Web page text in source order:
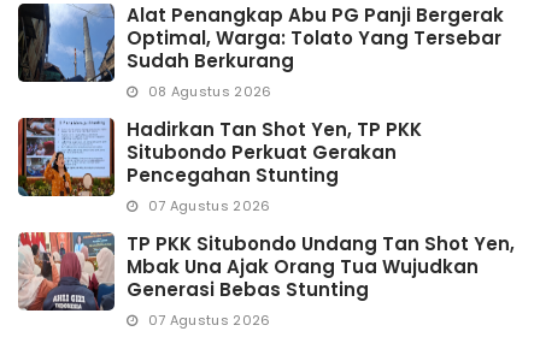
Alat Penangkap Abu PG Panji Bergerak
Optimal, Warga: Tolato Yang Tersebar
Sudah Berkurang
08 Agustus 2026
Hadirkan Tan Shot Yen, TP PKK
Situbondo Perkuat Gerakan
Pencegahan Stunting
07 Agustus 2026
TP PKK Situbondo Undang Tan Shot Yen,
Mbak Una Ajak Orang Tua Wujudkan
Generasi Bebas Stunting
07 Agustus 2026